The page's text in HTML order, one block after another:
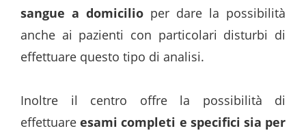
sangue a domicilio per dare la possibilità
anche ai pazienti con particolari disturbi di
effettuare questo tipo di analisi.
Inoltre il centro offre la possibilità di
effettuare esami completi e specifici sia per